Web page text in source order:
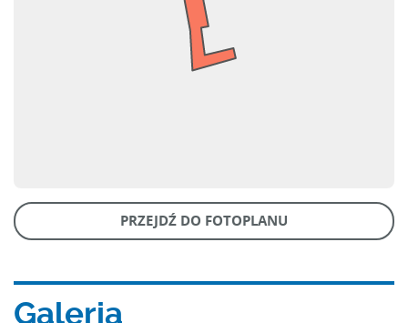
PRZEJDŹ DO FOTOPLANU
Galeria